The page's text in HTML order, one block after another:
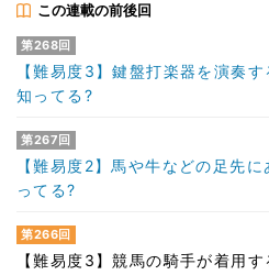
この連載の前後回
第268回
【難易度3】鍵盤打楽器を演奏
知ってる?
第267回
【難易度2】馬や牛などの足先
ってる?
第266回
【難易度3】競馬の騎手が着用